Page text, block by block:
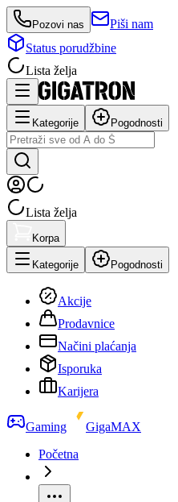
Pozovi nas
Piši nam
Status porudžbine
Lista želja
Kategorije Pogodnosti
Lista želja
Korpa
Kategorije Pogodnosti
Akcije
Prodavnice
Načini plaćanja
Isporuka
Karijera
Gaming
GigaMAX
Početna